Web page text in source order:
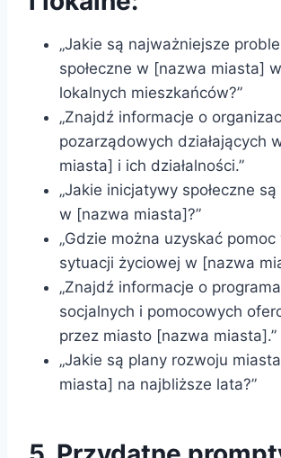
„Jakie są najważniejsze
społeczne w [nazwa miasta]
lokalnych mieszkańców?”
„Znajdź informacje o
pozarządowych działających
miasta] i ich działalności.”
„Jakie inicjatywy społeczne
w [nazwa miasta]?”
„Gdzie można uzyskać
sytuacji życiowej w [nazwa
„Znajdź informacje o
socjalnych i pomocowych
przez miasto [nazwa miasta].”
„Jakie są plany rozwoju
miasta] na najbliższe lata?”